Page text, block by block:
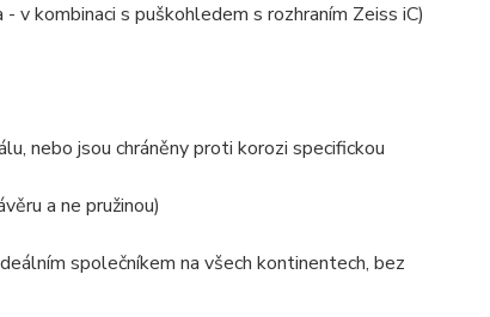
kombinaci s puškohledem s rozhraním Zeiss iC)
nebo jsou chráněny proti korozi specifickou
a ne pružinou)
společníkem na všech kontinentech, bez